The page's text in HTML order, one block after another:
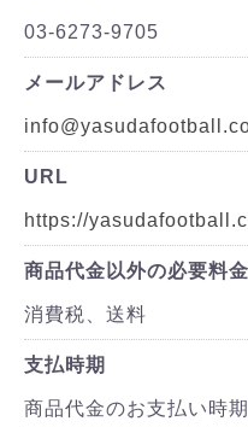
03-6273-9705
メールアドレス
URL
https://
商品代金以外の必要料金
消費税、送料
支払時期
商品代金のお支払い時